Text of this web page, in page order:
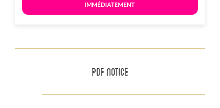
IMMÉDIATEMENT
PDF NOTICE